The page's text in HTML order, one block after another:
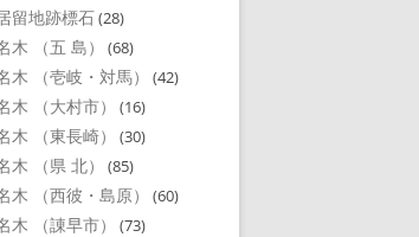
留地跡標石(28)
木 （五 島） (68)
木 （壱岐・対馬） (42)
木 （大村市） (16)
木 （東長崎） (30)
木 （県 北） (85)
木 （西彼・島原） (60)
木 （諌早市） (73)